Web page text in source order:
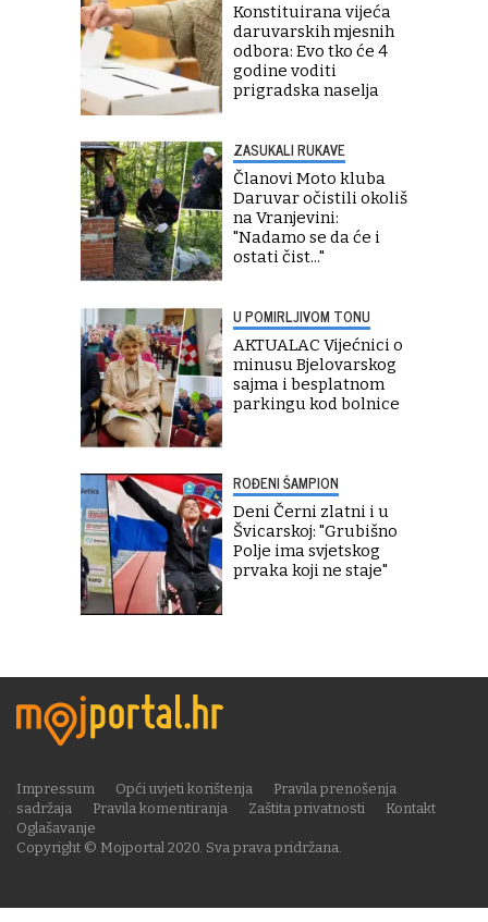
Konstituirana vijeća
daruvarskih mjesnih
odbora: Evo tko će 4
godine voditi
prigradska naselja
ZASUKALI RUKAVE
Članovi Moto kluba
Daruvar očistili okoliš
na Vranjevini:
"Nadamo se da će i
ostati čist..."
U POMIRLJIVOM TONU
AKTUALAC Vijećnici o
minusu Bjelovarskog
sajma i besplatnom
parkingu kod bolnice
ROĐENI ŠAMPION
Deni Černi zlatni i u
Švicarskoj: "Grubišno
Polje ima svjetskog
prvaka koji ne staje"
Copyright © Mojportal 2020. Sva prava pridržana.
Impressum Opći uvjeti korištenja
Pravila prenošenja
sadržaja
Pravila komentiranja Zaštita privatnosti
Kontakt
Oglašavanje